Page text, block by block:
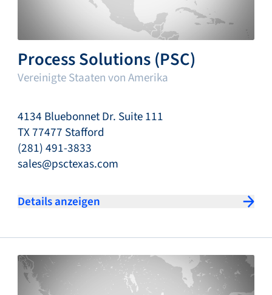
Process Solutions (PSC)
Vereinigte Staaten von Amerika
4134 Bluebonnet Dr. Suite 111
TX 77477 Stafford
(281) 491-3833
sales@psctexas.com
Details anzeigen